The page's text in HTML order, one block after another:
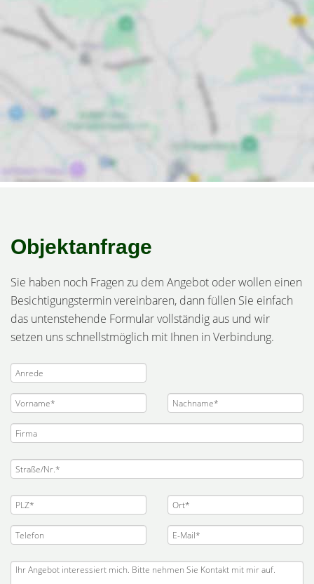
Objektanfrage
Sie haben noch Fragen zu dem Angebot oder wollen einen
Besichtigungstermin vereinbaren, dann füllen Sie einfach
das untenstehende Formular vollständig aus und wir
setzen uns schnellstmöglich mit Ihnen in Verbindung.